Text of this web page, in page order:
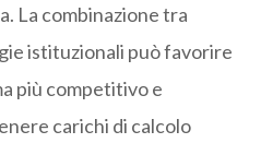
La combinazione tra
istituzionali può favorire
più competitivo e
carichi di calcolo